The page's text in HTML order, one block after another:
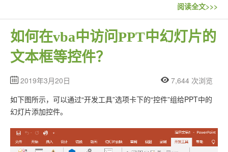
阅读全文>>>
如何在vba中访问PPT中幻灯片的
文本框等控件？
2019年3月20日
7,644 次浏览
如下图所示，可以通过“开发工具”选项卡下的“控件”组给PPT中的
幻灯片添加控件。